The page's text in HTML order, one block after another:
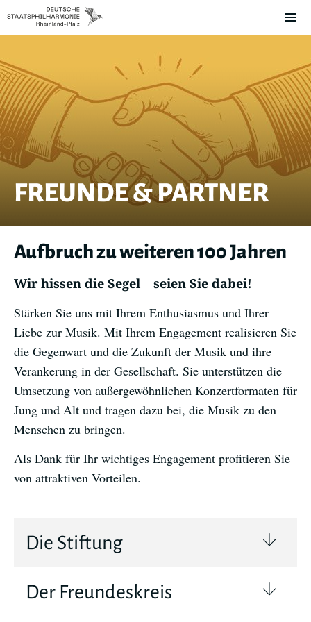
FREUNDE & PARTNER
Aufbruch zu weiteren 100 Jahren
Wir hissen die Segel – seien Sie dabei!
Stärken Sie uns mit Ihrem Enthusiasmus und Ihrer
Liebe zur Musik. Mit Ihrem Engagement realisieren Sie
die Gegenwart und die Zukunft der Musik und ihre
Verankerung in der Gesellschaft. Sie unterstützen die
Umsetzung von außergewöhnlichen Konzertformaten für
Jung und Alt und tragen dazu bei, die Musik zu den
Menschen zu bringen.
Als Dank für Ihr wichtiges Engagement profitieren Sie
von attraktiven Vorteilen.
Die Stiftung
Der Freundeskreis